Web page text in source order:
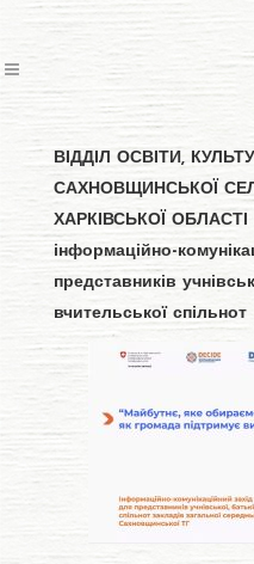
ВІДДІЛ ОСВІТИ,
САХНОВЩИНСЬКОЇ
ХАРКІВСЬКОЇ ОБЛАСТІ
інформаційно-
представників
вчительської спільнот